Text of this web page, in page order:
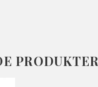
PRODUKTER